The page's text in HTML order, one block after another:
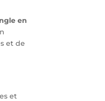
en
et de
et